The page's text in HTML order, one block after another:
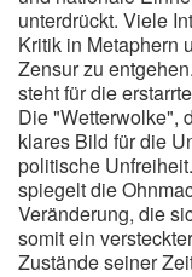
unterdrückt. Viele
Kritik in Metaphern
Zensur zu
steht für die
Die "Wetterwolke",
klares Bild für die
politische
spiegelt die
Veränderung, die
somit ein
Zustände seiner